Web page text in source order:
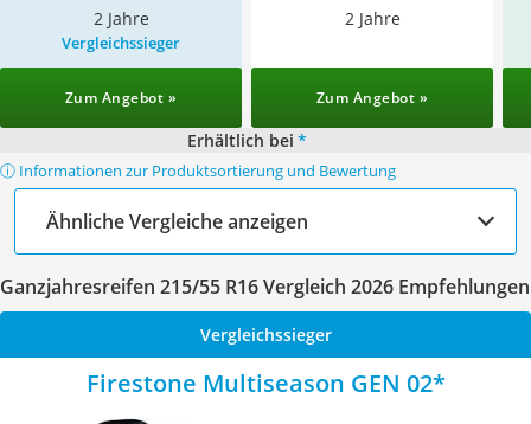
2 Jahre 2 Jahre
Vergleichssieger
Zum Angebot » Zum Angebot »
Erhältlich bei *
ⓘ Informationen zur Produktsortierung und Bewertung
Ähnliche Vergleiche anzeigen
Ganzjahresreifen 215/55 R16 Vergleich 2026 Empfehlungen
Vergleichssieger
Firestone Multiseason GEN 02